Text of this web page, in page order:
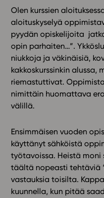
Ota yhteyttä
In English
Olen kurssien
aloituskyselyä
pyydän opiskelijoita
opin parhaiten…”.
niukkoja ja väkinäisiä,
kakkoskurssinkin alussa,
riemastuttivat.
nimittäin huomattava
välillä.
Ensimmäisen vuoden
käyttänyt sähköistä
työtavoissa. Heistä moni
täältä nopeasti tehtäviä
vastauksia toisilta.
kuunnella, kun pitää